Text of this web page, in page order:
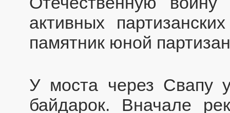
активных
памятник юной
У моста через Свапу
байдарок. Вначале